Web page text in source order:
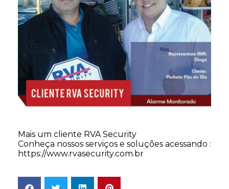
Mais um cliente RVA Security
Conheça nossos serviços e soluções acessando :
https://www.rvasecurity.com.br